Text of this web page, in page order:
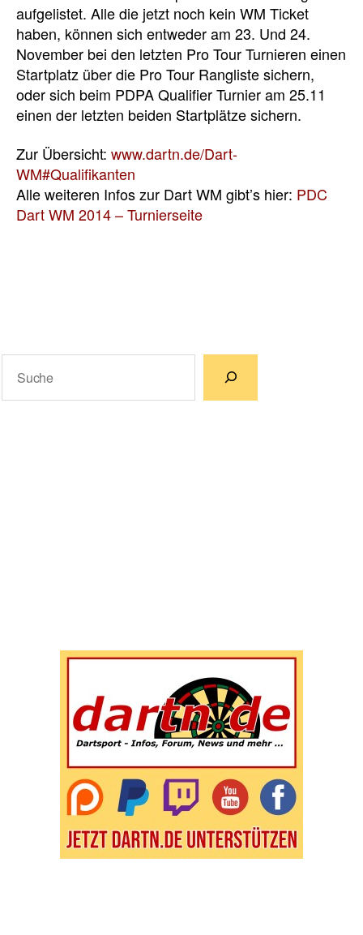
aufgelistet. Alle die jetzt noch kein WM Ticket
haben, können sich entweder am 23. Und 24.
November bei den letzten Pro Tour Turnieren einen
Startplatz über die Pro Tour Rangliste sichern,
oder sich beim PDPA Qualifier Turnier am 25.11
einen der letzten beiden Startplätze sichern.
Zur Übersicht: www.dartn.de/Dart-
WM#Qualifikanten
Alle weiteren Infos zur Dart WM gibt’s hier: PDC
Dart WM 2014 – Turnierseite